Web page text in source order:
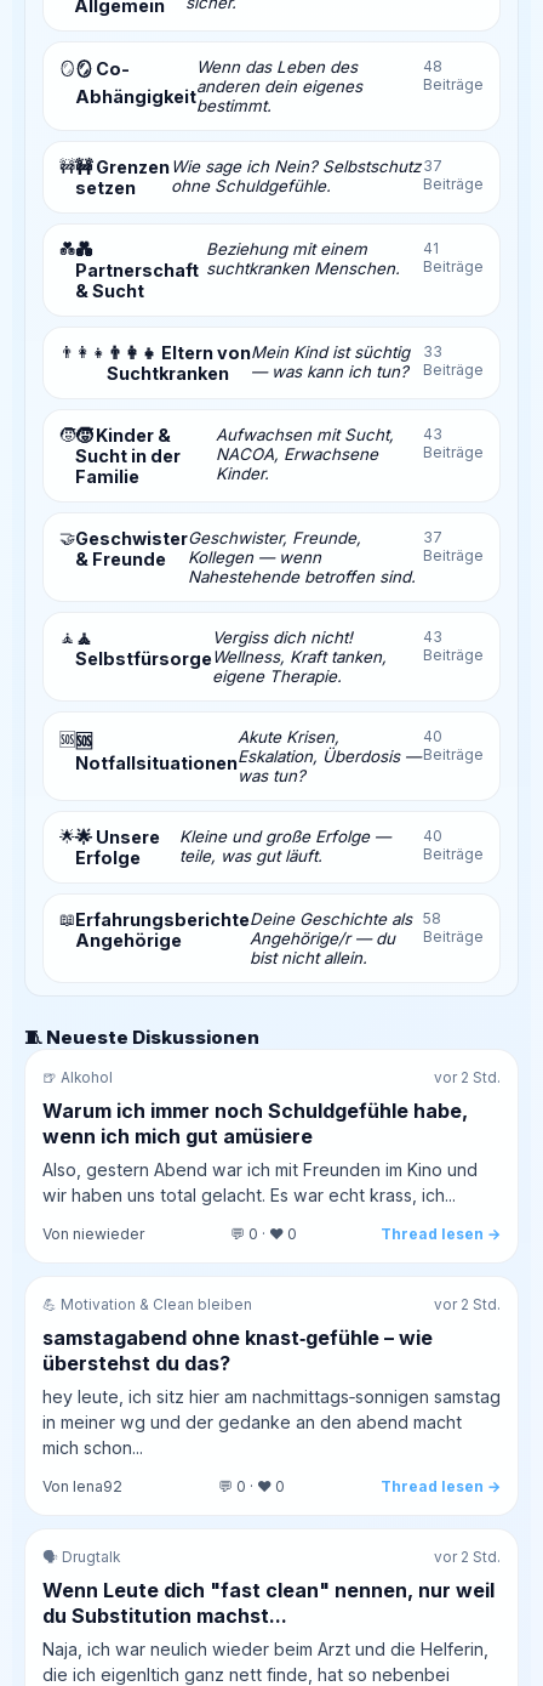
Allgemein
🪞🪞 Co-
Abhängigkeit
Wenn das Leben des
anderen dein eigenes
bestimmt.
48
Beiträge
🚧🚧 Grenzen
setzen
Wie sage ich Nein? Selbstschutz
ohne Schuldgefühle.
37
Beiträge
💑💑
Partnerschaft
& Sucht
Beziehung mit einem
suchtkranken Menschen.
41
Beiträge
👨‍👩‍👧 👨‍👩‍👧 Eltern von
Suchtkranken
Mein Kind ist süchtig
— was kann ich tun?
33
Beiträge
🧒🧒 Kinder &
Sucht in der
Familie
Aufwachsen mit Sucht,
NACOA, Erwachsene
Kinder.
43
Beiträge
🤝Geschwister
& Freunde
Geschwister, Freunde,
Kollegen — wenn
Nahestehende betroffen sind.
37
Beiträge
🧘 🧘
Selbstfürsorge
Vergiss dich nicht!
Wellness, Kraft tanken,
eigene Therapie.
43
Beiträge
🆘🆘
Notfallsituationen
Akute Krisen,
Eskalation, Überdosis —
was tun?
40
Beiträge
🌟🌟 Unsere
Erfolge
Kleine und große Erfolge —
teile, was gut läuft.
40
Beiträge
📖Erfahrungsberichte
Angehörige
Deine Geschichte als
Angehörige/r — du
bist nicht allein.
58
Beiträge
🧵 Neueste Diskussionen
🍺 Alkohol vor 2 Std.
Warum ich immer noch Schuldgefühle habe,
wenn ich mich gut amüsiere
Also, gestern Abend war ich mit Freunden im Kino und
wir haben uns total gelacht. Es war echt krass, ich...
Von niewieder 💬 0 · ❤️ 0 Thread lesen →
💪 Motivation & Clean bleiben vor 2 Std.
samstagabend ohne knast‑gefühle – wie
überstehst du das?
hey leute, ich sitz hier am nachmittags‑sonnigen samstag
in meiner wg und der gedanke an den abend macht
mich schon...
Von lena92 💬 0 · ❤️ 0 Thread lesen →
🗣️ Drugtalk vor 2 Std.
Wenn Leute dich "fast clean" nennen, nur weil
du Substitution machst...
Naja, ich war neulich wieder beim Arzt und die Helferin,
die ich eigenltich ganz nett finde, hat so nebenbei